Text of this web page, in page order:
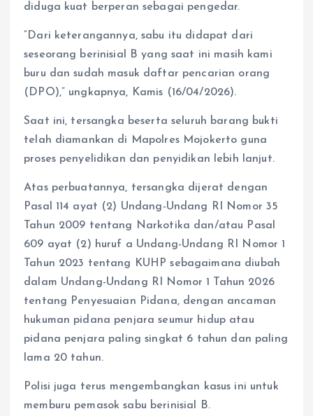
diduga kuat berperan sebagai pengedar.
“Dari keterangannya, sabu itu didapat dari
seseorang berinisial B yang saat ini masih kami
buru dan sudah masuk daftar pencarian orang
(DPO),” ungkapnya, Kamis (16/04/2026).
Saat ini, tersangka beserta seluruh barang bukti
telah diamankan di Mapolres Mojokerto guna
proses penyelidikan dan penyidikan lebih lanjut.
Atas perbuatannya, tersangka dijerat dengan
Pasal 114 ayat (2) Undang-Undang RI Nomor 35
Tahun 2009 tentang Narkotika dan/atau Pasal
609 ayat (2) huruf a Undang-Undang RI Nomor 1
Tahun 2023 tentang KUHP sebagaimana diubah
dalam Undang-Undang RI Nomor 1 Tahun 2026
tentang Penyesuaian Pidana, dengan ancaman
hukuman pidana penjara seumur hidup atau
pidana penjara paling singkat 6 tahun dan paling
lama 20 tahun.
Polisi juga terus mengembangkan kasus ini untuk
memburu pemasok sabu berinisial B.